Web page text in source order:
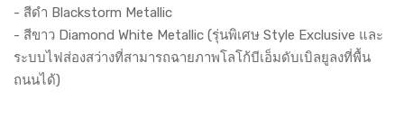
- สีดำ Blackstorm Metallic
- สีขาว Diamond White Metallic (รุ่นพิเศษ Style Exclusive และ
ระบบไฟส่องสว่างที่สามารถฉายภาพโลโก้บีเอ็มดับเบิลยูลงที่พื้น
ถนนได้)